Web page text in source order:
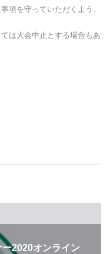
項を守っていただくよう、
は大会中止とする場合もあ
ー2020オンライン